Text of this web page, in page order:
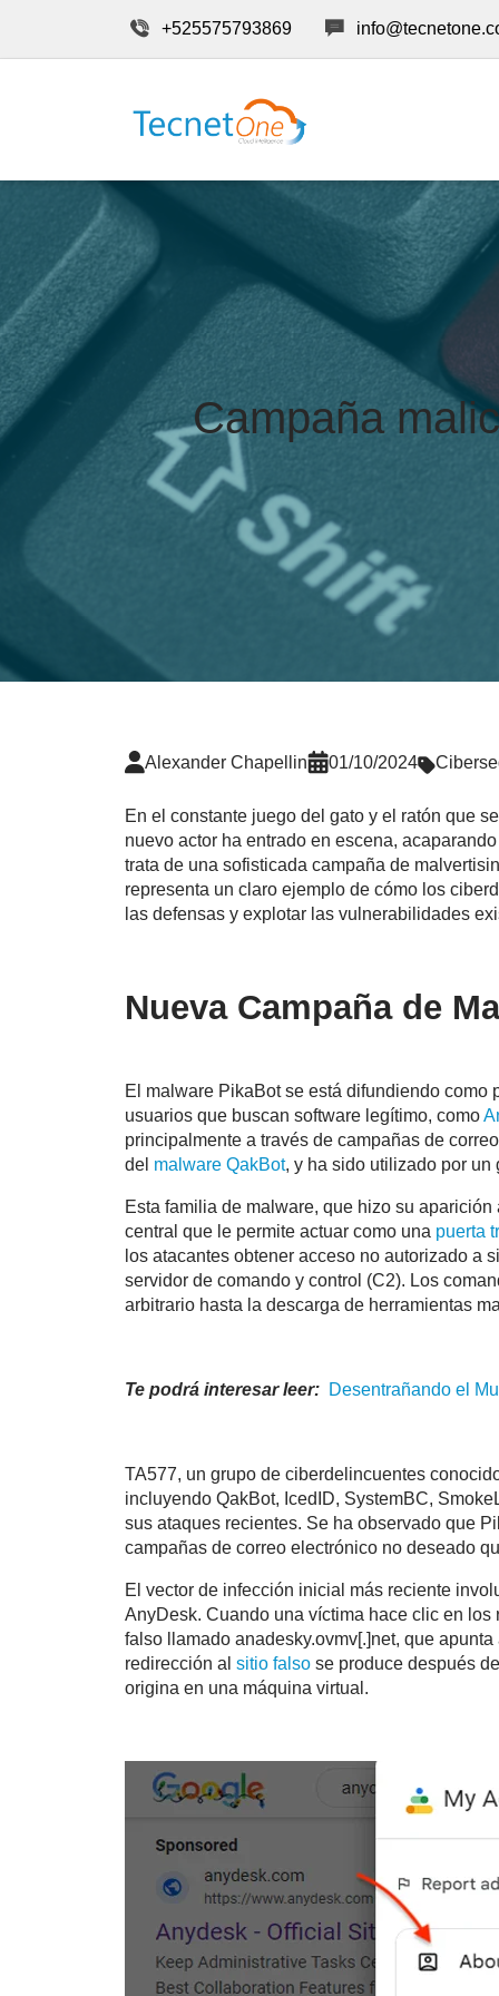
+525575793869
Campaña
Alexander Chapellin 01/10/2024
En el constante juego del gato y el ratón que
nuevo actor ha entrado en escena,
trata de una sofisticada campaña de
representa un claro ejemplo de cómo los
las defensas y explotar las vulnerabilidades
Nueva Campaña de
El malware PikaBot se está difundiendo
usuarios que buscan software legítimo, como
principalmente a través de campañas de
del malware QakBot, y ha sido utilizado por
Esta familia de malware, que hizo su
central que le permite actuar como una puerta
los atacantes obtener acceso no autorizado a
servidor de comando y control (C2). Los
arbitrario hasta la descarga de herramientas
Te podrá interesar leer: Desentrañando el
TA577, un grupo de ciberdelincuentes
incluyendo QakBot, IcedID, SystemBC,
sus ataques recientes. Se ha observado que
campañas de correo electrónico no deseado
El vector de infección inicial más reciente
AnyDesk. Cuando una víctima hace clic en
falso llamado anadesky.ovmv[.]net, que
redirección al sitio falso se produce después
origina en una máquina virtual.